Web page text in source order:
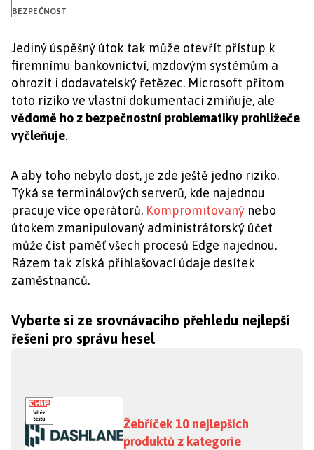
BEZPEČNOST
Jediný úspěšný útok tak může otevřít přístup k
firemnímu bankovnictví, mzdovým systémům a
ohrozit i dodavatelský řetězec. Microsoft přitom
toto riziko ve vlastní dokumentaci zmiňuje, ale
vědomě ho z bezpečnostní problematiky prohlížeče
vyčleňuje.
A aby toho nebylo dost, je zde ještě jedno riziko.
Týká se terminálových serverů, kde najednou
pracuje více operátorů. Kompromitovaný nebo
útokem zmanipulovaný administrátorský účet
může číst paměť všech procesů Edge najednou.
Rázem tak získá přihlašovací údaje desítek
zaměstnanců.
Vyberte si ze srovnávacího přehledu nejlepší
řešení pro správu hesel
Žebříček 10 nejlepších
produktů z kategorie